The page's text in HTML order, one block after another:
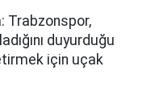
Trabzonspor,
duyurduğu
için uçak